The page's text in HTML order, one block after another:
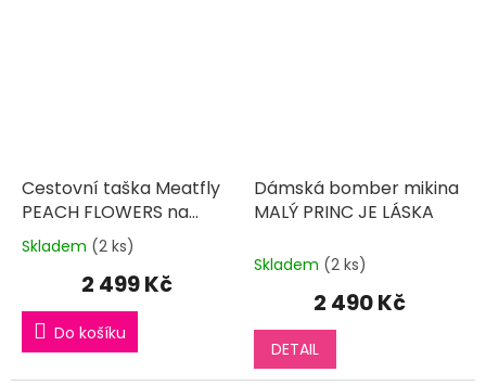
Cestovní taška Meatfly
PEACH FLOWERS na
kolečkách
Průměrné
produktu
je
5,0
z
Skladem (2 ks)
2 499 Kč
Do košíku
Dámská bomber mikina
MALÝ PRINC JE LÁSKA
Skladem (2 ks)
2 490 Kč
DETAIL